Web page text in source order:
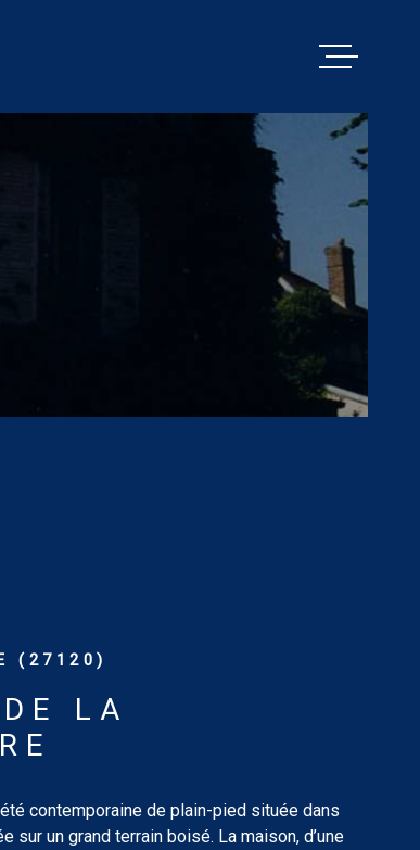
VENTES
PACY
ESTIMATION
BIENS
NOS
(27120)
LA
contemporaine de plain-pied située dans
sur un grand terrain boisé. La maison, d’une